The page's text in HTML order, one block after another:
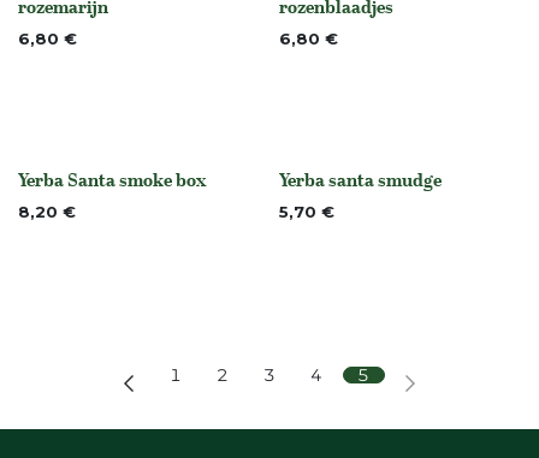
rozemarijn
6,80 €
rozenblaadjes
6,80 €
None
Yerba Santa smoke box
8,20 € None
Yerba santa smudge
5,70 €
1 2 3 4 5